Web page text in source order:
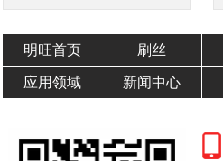
明旺首页 刷丝
应用领域 新闻中心